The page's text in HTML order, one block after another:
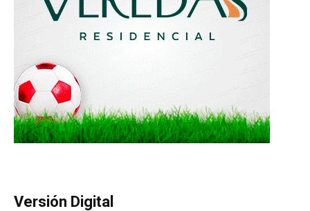
Versión Digital